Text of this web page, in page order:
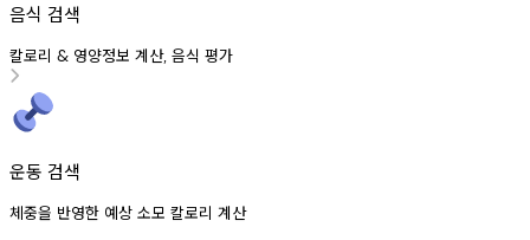
음식 검색
칼로리 & 영양정보 계산, 음식 평가
운동 검색
체중을 반영한 예상 소모 칼로리 계산